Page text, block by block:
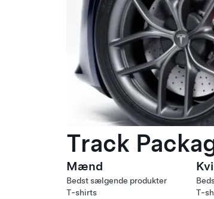
Track
Mænd
Bedst sælgende produkter
T-shirts
T-